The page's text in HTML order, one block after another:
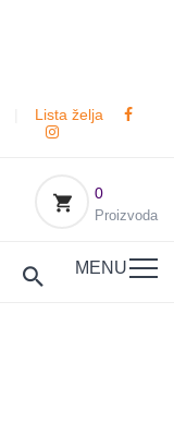
Lista želja
0
Proizvoda
MENU